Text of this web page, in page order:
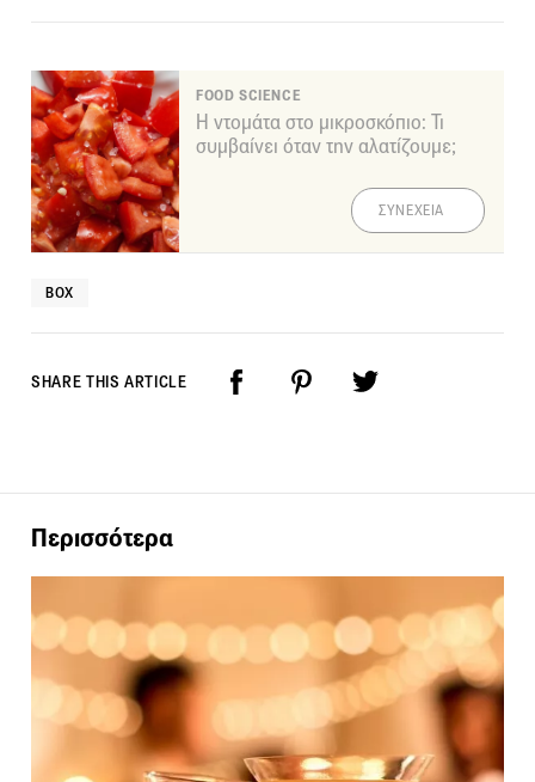
FOOD SCIENCE
Η ντομάτα στο μικροσκόπιο: Τι
συμβαίνει όταν την αλατίζουμε;
ΣΥΝΕΧΕΙΑ
ΒΟΧ
SHARE THIS ARTICLE
Περισσότερα